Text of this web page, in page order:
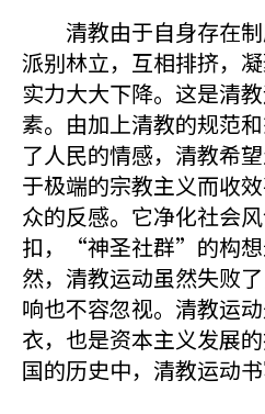
清教由于自身存在制
派别林立，互相排挤，
实力大大下降。这是清
素。由加上清教的规范
了人民的情感，清教希
于极端的宗教主义而收
众的反感。它净化社会
扣，“神圣社群”的构想
然，清教运动虽然失败
响也不容忽视。清教运
衣，也是资本主义发展
国的历史中，清教运动书